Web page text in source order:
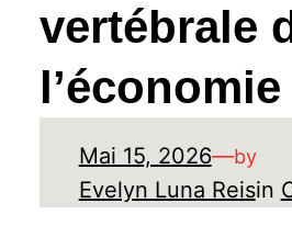
vertébrale
l’économie
Mai 15, 2026—by
Evelyn Luna Reisin